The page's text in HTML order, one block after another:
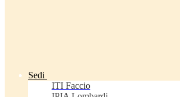
Sedi
ITI Faccio